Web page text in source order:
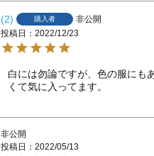
2 購入者
非公開
投稿日
2022/12/23
白には勿論ですが、色の服にも
くて気に入ってます。
非公開
投稿日
2022/05/13